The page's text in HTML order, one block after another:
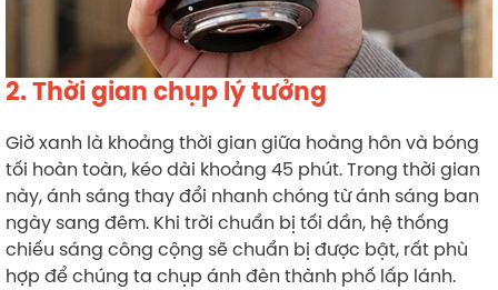
2. Thời gian chụp lý tưởng
Giờ xanh là khoảng thời gian giữa hoàng hôn và bóng
tối hoàn toàn, kéo dài khoảng 45 phút. Trong thời gian
này, ánh sáng thay đổi nhanh chóng từ ánh sáng ban
ngày sang đêm. Khi trời chuẩn bị tối dần, hệ thống
chiếu sáng công cộng sẽ chuẩn bị được bật, rất phù
hợp để chúng ta chụp ánh đèn thành phố lấp lánh.